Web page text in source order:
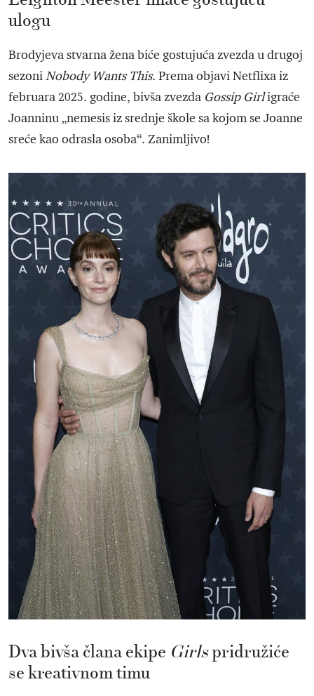
ulogu
Brodyjeva stvarna žena biće gostujuća zvezda u drugoj
sezoniNobody Wants This. Prema objavi Netflixa iz
februara 2025. godine, bivša zvezda Gossip Girligraće
Joanninu „nemesis iz srednje škole sa kojom se Joanne
sreće kao odrasla osoba“. Zanimljivo!
Dva bivša člana ekipe Girlspridružiće
se kreativnom timu